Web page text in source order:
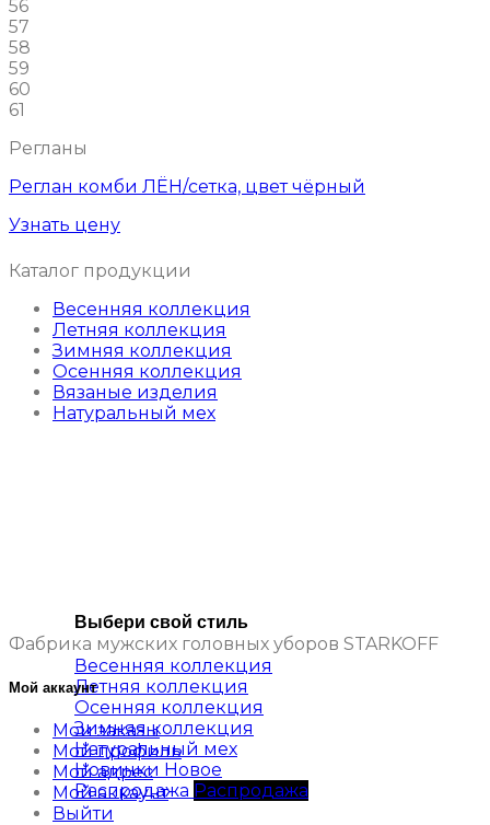
Выбери свой стиль
Весенняя коллекция
Летняя коллекция
Осенняя коллекция
Зимняя коллекция
Натуральный мех
Новинки
Распродажа
56
57
58
59
60
61
Регланы
Реглан комби ЛЁН/сетка, цвет чёрный
Узнать цену
Каталог продукции
Весенняя коллекция
Летняя коллекция
Зимняя коллекция
Осенняя коллекция
Вязаные изделия
Натуральный мех
Фабрика мужских головных уборов STARKOFF
Мой аккаунт
Мои заказы
Мой профиль
Мой адрес
Мой аккаунт
Выйти